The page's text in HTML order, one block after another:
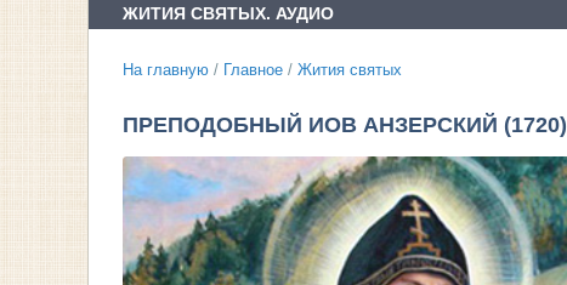
ЖИТИЯ СВЯТЫХ. АУДИО
На главную / Главное / Жития святых
ПРЕПОДОБНЫЙ ИОВ АНЗЕРСКИЙ (1720)